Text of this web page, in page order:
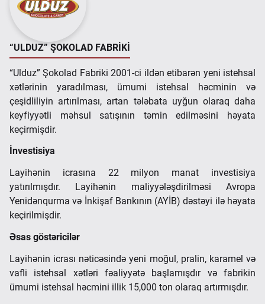
“ULDUZ” ŞOKOLAD FABRİKİ
“Ulduz” Şokolad Fabriki 2001-ci ildən etibarən yeni istehsal
xətlərinin yaradılması, ümumi istehsal həcminin və
çeşidliliyin artırılması, artan tələbata uyğun olaraq daha
keyfiyyətli məhsul satışının təmin edilməsini həyata
keçirmişdir.
İnvestisiya
Layihənin icrasına 22 milyon manat investisiya
yatırılmışdır. Layihənin maliyyələşdirilməsi Avropa
Yenidənqurma və İnkişaf Bankının (AYİB) dəstəyi ilə həyata
keçirilmişdir.
Əsas göstəricilər
Layihənin icrası nəticəsində yeni moğul, pralin, karamel və
vafli istehsal xətləri fəaliyyətə başlamışdır və fabrikin
ümumi istehsal həcmini illik 15,000 ton olaraq artırmışdır.